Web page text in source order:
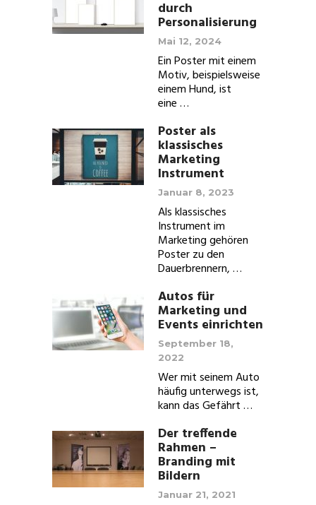
durch
Personalisierung
Mai 12, 2024
Ein Poster mit einem
Motiv, beispielsweise
einem Hund, ist
eine …
Poster als
klassisches
Marketing
Instrument
Januar 8, 2023
Als klassisches
Instrument im
Marketing gehören
Poster zu den
Dauerbrennern, …
Autos für
Marketing und
Events einrichten
September 18,
2022
Wer mit seinem Auto
häufig unterwegs ist,
kann das Gefährt …
Der treffende
Rahmen –
Branding mit
Bildern
Januar 21, 2021